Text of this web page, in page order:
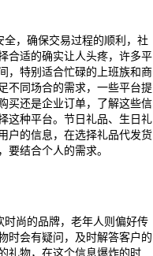
，确保交易过程的顺利，社
合适的确实让人头疼，许多平
，特别适合忙碌的上班族和商
不同场合的需求，一些平台提
买还是企业订单，了解这些信
这种平台。节日礼品、生日礼
户的信息，在选择礼品代发货
要结合个人的需求。
尚的品牌，老年人则偏好传
时会有疑问，及时解答客户的
礼物，在这个信息爆炸的时